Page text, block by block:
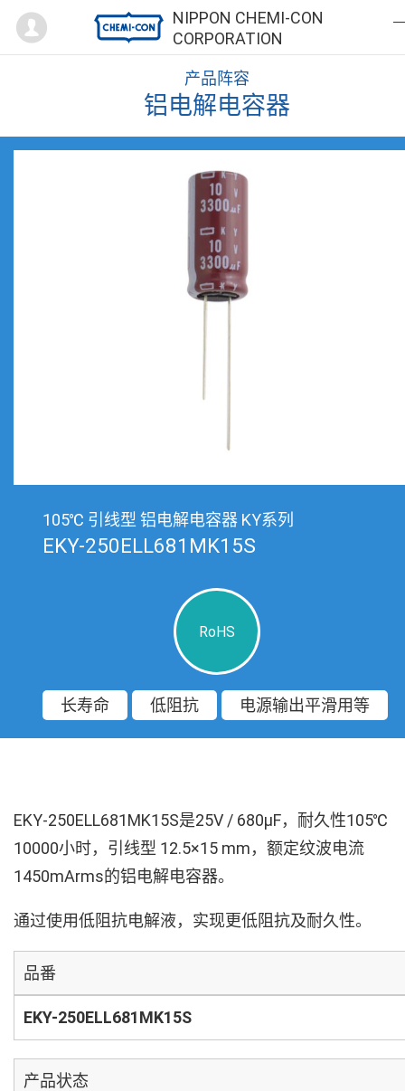
NIPPON CHEMI-CON
CORPORATION
Mypage
产品阵容
铝电解电容器
105℃ 引线型 铝电解电容器 KY系列
EKY-250ELL681MK15S
RoHS
长寿命 低阻抗 电源输出平滑用等
EKY-250ELL681MK15S是25V / 680µF，耐久性105℃
10000小时，引线型 12.5×15 mm，额定纹波电流
1450mArms的铝电解电容器。
通过使用低阻抗电解液，实现更低阻抗及耐久性。
品番
EKY-250ELL681MK15S
产品状态